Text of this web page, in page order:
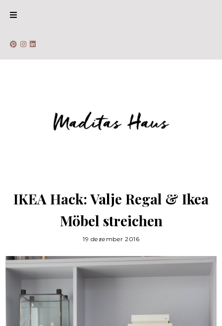
IKEA Hack: Valje Regal & Ikea
Möbel streichen
19 dezember 2016